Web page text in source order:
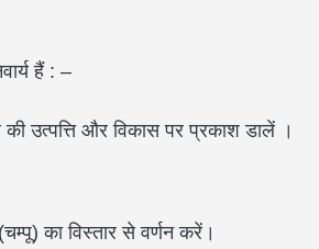
हैं : –
उत्पत्ति और विकास पर प्रकाश डालें ।
का विस्तार से वर्णन करें।